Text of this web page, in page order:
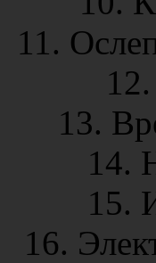
11.
13.
14.
15.
16.